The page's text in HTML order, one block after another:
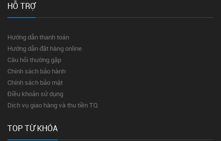
HỖ TRỢ
Hướng dẫn thanh toán
Hướng dẫn đặt hàng online
Câu hỏi thường gặp
Chính sách bảo hành
Chính sách bảo mật
Điều khoản sử dụng
Dịch vụ giao hàng và thu tiền TQ
TOP TỪ KHÓA